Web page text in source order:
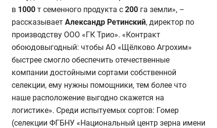
в 1000 т семенного продукта с 200 га земли», –
рассказывает Александр Ретинский, директор по
производству ООО «ГК Трио». «Контракт
обоюдовыгодный: чтобы АО «Щёлково Агрохим»
быстрее смогло обеспечить отечественные
компании достойными сортами собственной
селекции, ему нужны помощники, тем более что
наше расположение выгодно скажется на
логистике». Среди испытуемых сортов: Гомер
(селекции ФГБНУ «Национальный центр зерна имени